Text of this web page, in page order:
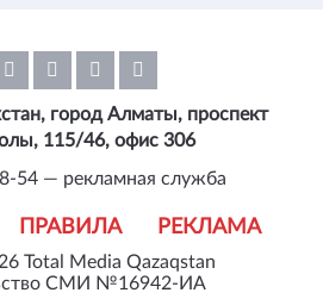
Total Media Qazaqstan
СМИ №16942-ИА
ПРАВИЛА РЕКЛАМА
город Алматы, проспект
115/46, офис 306
54 — рекламная служба